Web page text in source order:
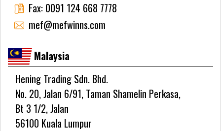
Fax: 0091 124 668 7778
mef@mefwinns.com
Malaysia
Hening Trading Sdn. Bhd.
No. 20, Jalan 6/91, Taman Shamelin Perkasa,
Bt 3 1/2, Jalan
56100 Kuala Lumpur